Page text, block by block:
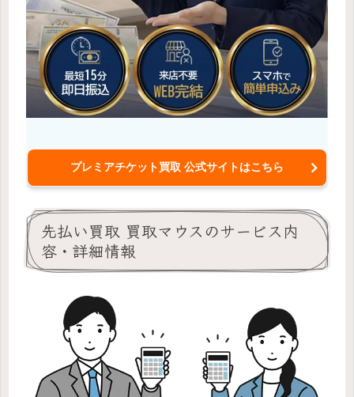
プレミアチケット買取 公式サイトはこちら
先払い買取 買取マウスのサービス内
容・詳細情報